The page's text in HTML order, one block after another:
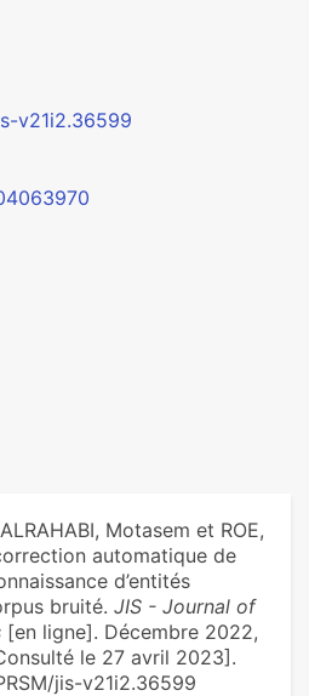
v21i2.36599
Motasem et ROE,
automatique de
d’entités
bruité. JIS - Journal of
[en ligne]. Décembre 2022,
le 27 avril 2023].
jis-v21i2.36599